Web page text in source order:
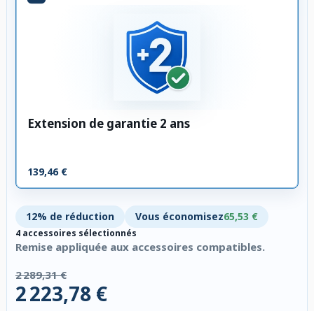
Extension de garantie 2 ans
139,46 €
12% de réduction Vous économisez65,53 €
4 accessoires sélectionnés
Remise appliquée aux accessoires compatibles.
2 289,31 €
2 223,78 €